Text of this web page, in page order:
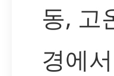
동, 고
경에